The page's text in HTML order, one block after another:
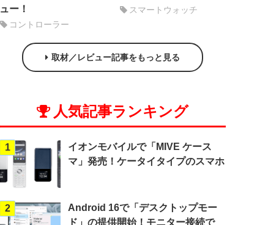
ュー！
コントローラー
スマートウォッチ
取材／レビュー記事をもっと見る
人気記事ランキング
1
イオンモバイルで「MIVE ケース
マ」発売！ケータイタイプのスマホ
2
Android 16で「デスクトップモー
ド」の提供開始！モニター接続で